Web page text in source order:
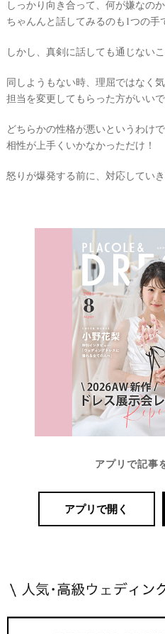
しっかり向き合って、何が嫌なのか
ちゃんんと話してみるのも1つの手
しかし、真剣に話しても通じない
同しようもない時、理屈ではなく
担当を変更してもらった方がいいで
どちらかの性格が悪いというわけで
相性が上手くいかなかっただけ！
怒りが爆発する前に、対応してい
アプリで記事
アプリで開く